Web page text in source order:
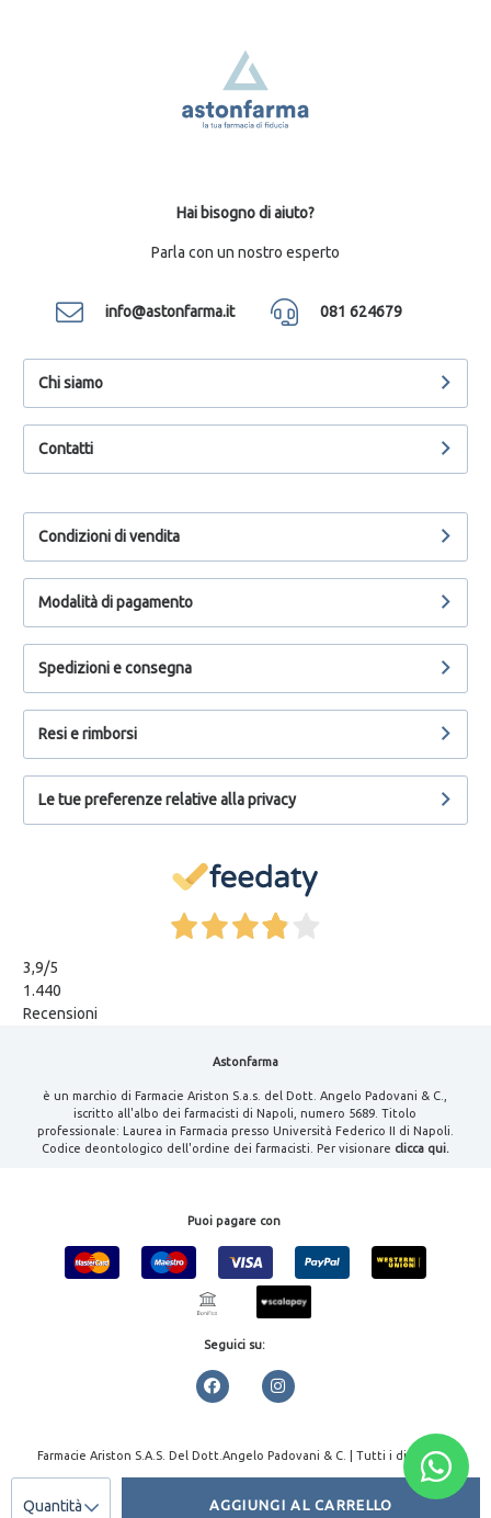
Quantità AGGIUNGI AL CARRELLO
Hai bisogno di aiuto?
Parla con un nostro esperto
info@astonfarma.it 081 624679
Chi siamo
Contatti
Condizioni di vendita
Modalità di pagamento
Spedizioni e consegna
Resi e rimborsi
Le tue preferenze relative alla privacy
3,9/5
1.440
Recensioni
Astonfarma
è un marchio di Farmacie Ariston S.a.s. del Dott. Angelo Padovani & C.,
iscritto all'albo dei farmacisti di Napoli, numero 5689. Titolo
professionale: Laurea in Farmacia presso Università Federico II di Napoli.
Codice deontologico dell'ordine dei farmacisti. Per visionare clicca qui.
Puoi pagare con
Seguici su:
Farmacie Ariston S.A.S. Del Dott.Angelo Padovani & C. | Tutti i diritti
Privacy policy emmemedia